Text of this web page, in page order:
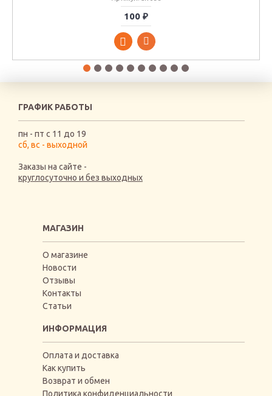
100 ₽
ГРАФИК РАБОТЫ
пн - пт с 11 до 19
сб, вс - выходной
Заказы на сайте -
круглосуточно и без выходных
МАГАЗИН
О магазине
Новости
Отзывы
Контакты
Статьи
ИНФОРМАЦИЯ
Оплата и доставка
Как купить
Возврат и обмен
Политика конфиденциальности